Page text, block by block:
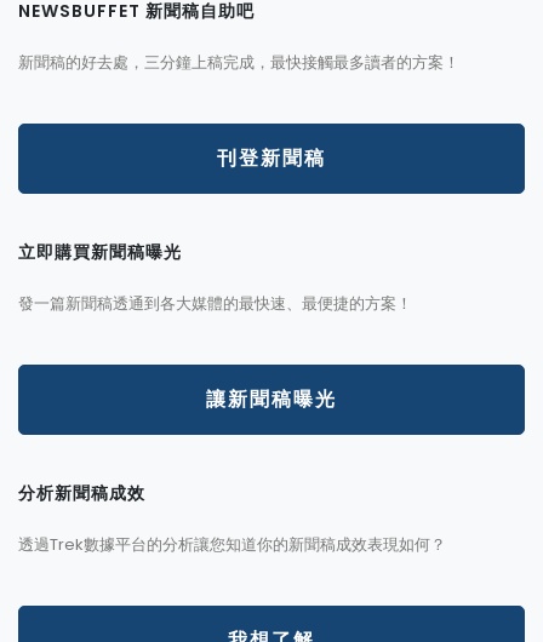
NEWSBUFFET 新聞稿自助吧
新聞稿的好去處，三分鐘上稿完成，最快接觸最多讀者的方案！
刊登新聞稿
立即購買新聞稿曝光
發一篇新聞稿透通到各大媒體的最快速、最便捷的方案！
讓新聞稿曝光
分析新聞稿成效
透過Trek數據平台的分析讓您知道你的新聞稿成效表現如何？